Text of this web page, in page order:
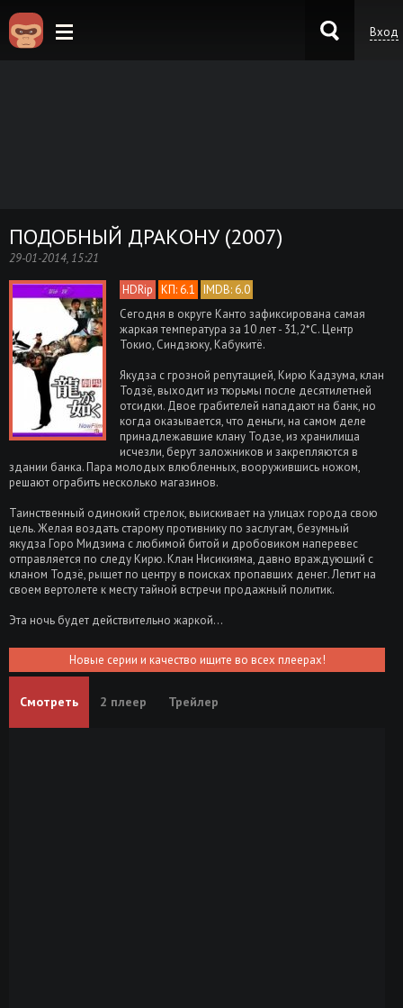
Вход
ПОДОБНЫЙ ДРАКОНУ (2007)
29-01-2014, 15:21
HDRip КП: 6.1 IMDB: 6.0
Сегодня в округе Канто зафиксирована самая
жаркая температура за 10 лет - 31,2*С. Центр
Токио, Синдзюку, Кабукитё.
Якудза с грозной репутацией, Кирю Кадзума, клан
Тодзё, выходит из тюрьмы после десятилетней
отсидки. Двое грабителей нападают на банк, но
когда оказывается, что деньги, на самом деле
принадлежавшие клану Тодзе, из хранилища
исчезли, берут заложников и закрепляются в
здании банка. Пара молодых влюбленных, вооружившись ножом,
решают ограбить несколько магазинов.
Таинственный одинокий стрелок, выискивает на улицах города свою
цель. Желая воздать старому противнику по заслугам, безумный
якудза Горо Мидзима c любимой битой и дробовиком наперевес
отправляется по следу Кирю. Клан Нисикияма, давно враждующий с
кланом Тодзё, рыщет по центру в поисках пропавших денег. Летит на
своем вертолете к месту тайной встречи продажный политик.
Эта ночь будет действительно жаркой...
Новые серии и качество ищите во всех плеерах!
Смотреть 2 плеер Трейлер